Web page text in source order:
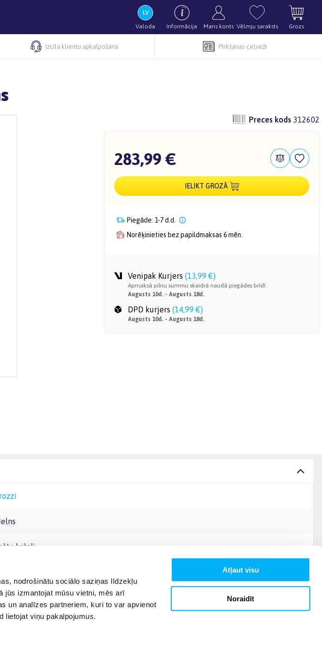
nodrošinātu sociālo saziņas līdzekļu
jūs izmantojat mūsu vietni, mēs arī
un analīzes partneriem, kuri to var apvienot
lietojat viņu pakalpojumus.
Atļaut visu
Noraidīt
Valoda Informācija Mans konts Vēlmju saraksts Grozs
Izcila klientu apkalpošana Pirkšanas ceļveži
Preces kods 312602
283,99 €
IELIKT GROZĀ
Piegāde: 1-7 d.d.
Norēķinieties bez papildmaksas 6 mēn.
Venipak Kurjers (13,99 €)
Apmaksā pilnu summu skaidrā naudā piegādes brīdī.
Augusts 10d. - Augusts 18d.
DPD kurjers (14,99 €)
Augusts 10d. - Augusts 18d.
Arozzi
Melns
krēsli